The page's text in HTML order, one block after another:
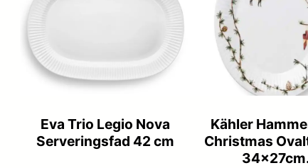
Eva Trio Legio Nova
Serveringsfad 42 cm
Kähler
Christmas